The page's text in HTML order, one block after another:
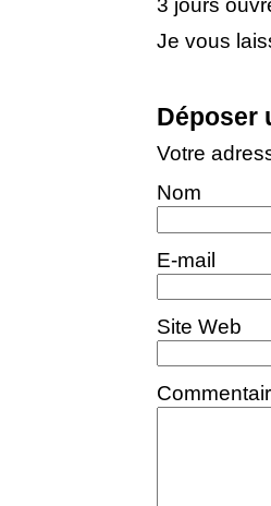
Je vous
Déposer
Votre
Nom
E-mail
Site Web